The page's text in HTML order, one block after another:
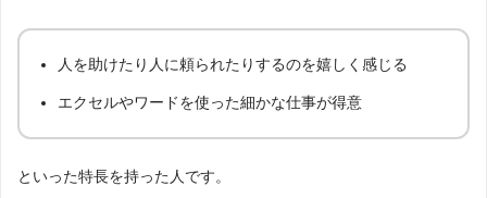
人を助けたり人に頼られたりするのを嬉しく感じる
エクセルやワードを使った細かな仕事が得意
といった特長を持った人です。